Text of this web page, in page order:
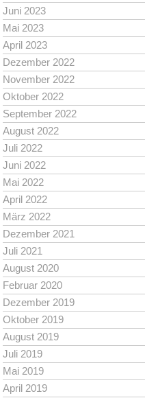
Juni 2023
Mai 2023
April 2023
Dezember 2022
November 2022
Oktober 2022
September 2022
August 2022
Juli 2022
Juni 2022
Mai 2022
April 2022
März 2022
Dezember 2021
Juli 2021
August 2020
Februar 2020
Dezember 2019
Oktober 2019
August 2019
Juli 2019
Mai 2019
April 2019